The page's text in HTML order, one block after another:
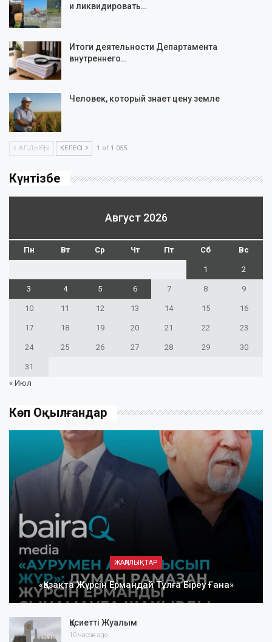
и ликвидировать…
Итоги деятельности Департамента
внутреннего…
Человек, который знает цену земле
АЛДЫҢҒЫ КЕЛЕСІ 1 of 1 055
Күнтізбе
Август 2026
Пн Вт Ср Чт Пт Сб Вс
1 2
3 4 5 6 7 8 9
10 11 12 13 14 15 16
17 18 19 20 21 22 23
24 25 26 27 28 29 30
31
« Июл
Көп Оқылғандар
ЖАҢАЛЫҚТАР
«Қазақта Жүрсін Ермандай Тұлға Біреу Ғана»
Қасиетті Жуалым
10 часов ago